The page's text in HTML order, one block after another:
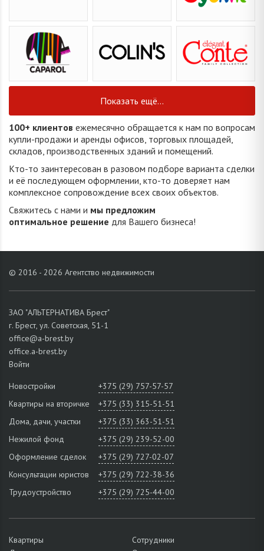
Показать ещё...
100+ клиентов ежемесячно обращается к нам по вопросам
купли-продажи и аренды офисов, торговых площадей,
складов, производственных зданий и помещений.
Кто-то заинтересован в разовом подборе варианта сделки
и её последующем оформлении, кто-то доверяет нам
комплексное сопровождение всех своих объектов.
Свяжитесь с нами и мы предложим
оптимальное решение для Вашего бизнеса!
© 2016 - 2026 Агентство недвижимости
ЗАО "АЛЬТЕРНАТИВА Брест"
г. Брест, ул. Советская, 51-1
office@a-brest.by
office.a-brest.by
Войти
Новостройки
+375 (29) 757-57-57
Квартиры на вторичке
+375 (33) 315-51-51
Дома, дачи, участки
+375 (33) 363-51-51
Нежилой фонд
+375 (29) 239-52-00
Оформление сделок
+375 (29) 727-02-07
Консультации юристов
+375 (29) 722-38-36
Трудоустройство
+375 (29) 725-44-00
Квартиры
Сотрудники